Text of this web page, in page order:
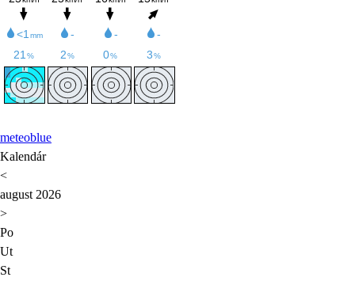
meteoblue
Kalendár
<
august 2026
>
Po
Ut
St